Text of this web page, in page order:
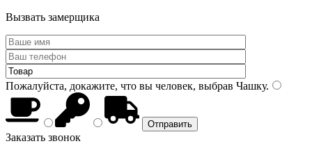
Вызвать замерщика
Пожалуйста, докажите, что вы человек, выбрав Чашку.
Заказать звонок